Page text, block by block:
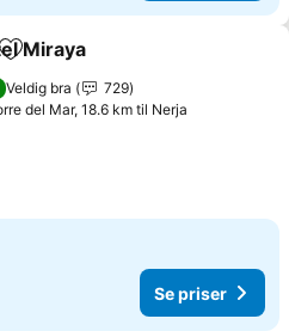
Legg til i favoritter
Miraya
Veldig bra
729
del Mar, 18.6 km til Nerja
Se priser